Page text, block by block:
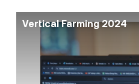
Vertical Farming 2024